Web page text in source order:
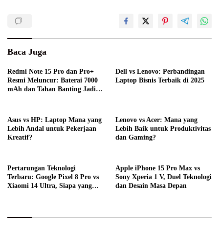
Baca Juga
Redmi Note 15 Pro dan Pro+
Resmi Meluncur: Baterai 7000
mAh dan Tahan Banting Jadi
Dell vs Lenovo: Perbandingan
Laptop Bisnis Terbaik di 2025
Asus vs HP: Laptop Mana yang
Lebih Andal untuk Pekerjaan
Kreatif?
Lenovo vs Acer: Mana yang
Lebih Baik untuk Produktivitas
dan Gaming?
Pertarungan Teknologi
Terbaru: Google Pixel 8 Pro vs
Xiaomi 14 Ultra, Siapa yang
Apple iPhone 15 Pro Max vs
Sony Xperia 1 V, Duel Teknologi
dan Desain Masa Depan